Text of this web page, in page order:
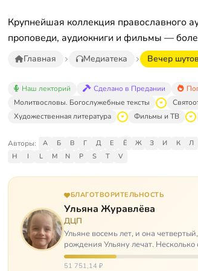
Крупнейшая коллекция православного
проповеди, аудиокниги и фильмы —
Главная Медиатека Вечер
Наш лекторий Сделано в Предании
Молитвословы. Богослужебные тексты
Художественная литература
Фильмы и ТВ
Авторы: А Б В Г Д Е Ё Ж З И К Л
H
I L M N P S T V
БЛАГОТВОРИТЕЛЬНОСТЬ
Ульяна Журавлёва
ДЦП
Ульяне восемь лет, и она
рождения Ульяну лечат.
реабилитации и беско…
51 751,14 ₽